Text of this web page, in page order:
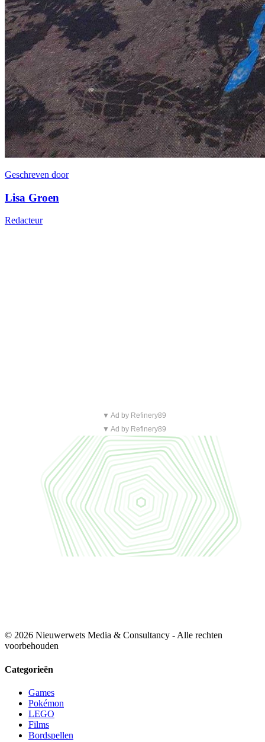
Geschreven door
Lisa Groen
Redacteur
▼ Ad by Refinery89
▼ Ad by Refinery89
© 2026 Nieuwerwets Media & Consultancy - Alle rechten
voorbehouden
Categorieën
Games
Pokémon
LEGO
Films
Bordspellen